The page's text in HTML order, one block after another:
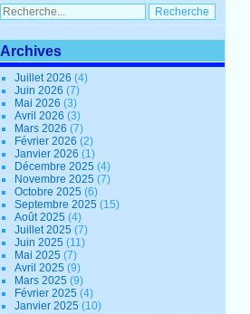
Archives
Juillet 2026(4)
Juin 2026(7)
Mai 2026(3)
Avril 2026(3)
Mars 2026(7)
Février 2026(2)
Janvier 2026(1)
Décembre 2025(4)
Novembre 2025(7)
Octobre 2025(6)
Septembre 2025(15)
Août 2025(4)
Juillet 2025(7)
Juin 2025(11)
Mai 2025(7)
Avril 2025(9)
Mars 2025(9)
Février 2025(4)
Janvier 2025(10)